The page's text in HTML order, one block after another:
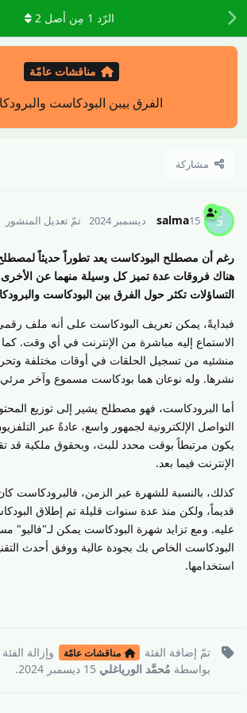
مناقشات عامّة
الفرق بيبن البودكاست
مشاركة
الرّد 1 مِن أصل2
S
salma15 ديسمبر 2024 تمّ تعديل المنشور
رغم أن مصطلح البودكاست يعد تطوراً حديثاً
هناك فروقات عدة تميز كل وسيلة منهما عن
التساؤلات تكثر حول الفرق بين البودكاست
فبدايةً، يمكن تعريف البودكاست على أنه ملف
الاستماع إليه مباشرة من الإنترنت في أي وقت.
منشئيه من تسجيل الحلقات في أوقات مختلفة
نشرها. وله نوعان هما بودكاست مسموع وآخر
أما البرودكاست، فهو مصطلح يشير إلى توزيع
التواصل الإلكترونية لجمهور واسع، عادةً عبر
يكون مرتبطاً بوقت محدد للبث، وبحقوق ملكية قد
الإنترنت فيما بعد.
كذلك، بالنسبة للشهرة عبر الزمن، فالبرودكاست
قديماً، ولكن منذ عدة سنوات قليلة تم إطلاق
عليه. ومع تزايد شهرة البودكاست يمكن لـ"فاليو"
البودكاست الخاص بك بجودة عالية ووفق أحدث
استخدامها.
تمّ إضافة الفئة مناقشات عامّة وإزالة الفئة
بواسطة مُحمَّد الورياغلي 15 ديسمبر 2024 .